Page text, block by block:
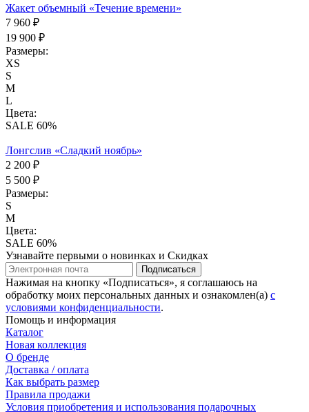
Жакет объемный «Течение времени»
7 960 ₽
19 900 ₽
Размеры:
XS
S
M
L
Цвета:
SALE 60%
Лонгслив «Сладкий ноябрь»
2 200 ₽
5 500 ₽
Размеры:
S
M
Цвета:
SALE 60%
Узнавайте первыми о новинках и Скидках
Подписаться
Нажимая на кнопку «Подписаться», я соглашаюсь на
обработку моих персональных данных и ознакомлен(а) с
условиями конфиденциальности.
Помощь и информация
Каталог
Новая коллекция
О бренде
Доставка / оплата
Как выбрать размер
Правила продажи
Условия приобретения и использования подарочных